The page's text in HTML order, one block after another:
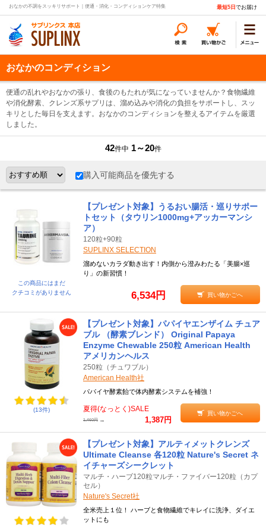
おなかの不調をスッキリサポート｜便通・消化・コンディションケア特集 最短5日 でお届け
おなかのコンディション
便通の乱れやおなかの張り、食後のもたれが気になっていませんか？食物繊維
や消化酵素、クレンズ系サプリは、溜め込みや消化の負担をサポートし、スッ
キリとした毎日を支えます。おなかのコンディションを整えるアイテムを厳選
しました。
42件中 1～20件
購入可能商品を優先する
この商品にはまだ
クチコミがありません
【プレゼント対象】うるおい腸活・巡りサポー
トセット（タウリン1000mg+アッカーマンシ
ア）
120粒+90粒
SUPLINX SELECTION
溜めないカラダ動き出す！内側から澄みわたる「美腸×巡
り」の新習慣！
6,534円 買い物かごへ
(13件)
【プレゼント対象】パパイヤエンザイム チュア
ブル （酵素ブレンド） Original Papaya
Enzyme Chewable 250粒 American Health
アメリカンヘルス
250粒（チュワブル）
American Health社
パパイヤ酵素飴で体内酵素システムを補強！
夏得(なっとく)SALE
1,460円 → 1,387円
買い物かごへ
【プレゼント対象】アルティメットクレンズ
Ultimate Cleanse 各120粒 Nature's Secret ネ
イチャーズシークレット
マルチ・ハーブ120粒マルチ・ファイバー120粒（カプ
セル）
Nature's Secret社
全米売上１位！ ハーブと食物繊維でキレイに洗浄、ダイエ
ットにも